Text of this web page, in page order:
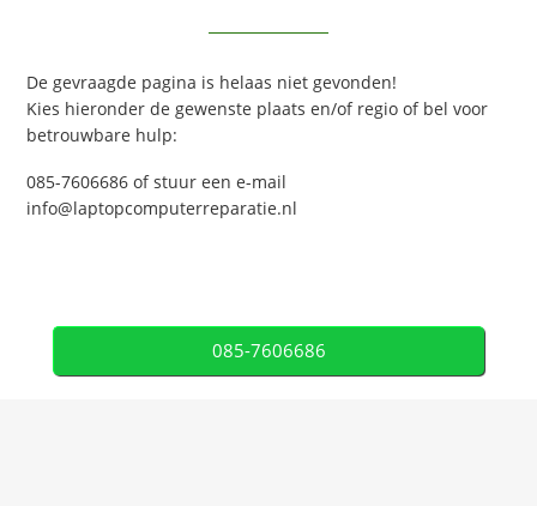
De gevraagde pagina is helaas niet gevonden!
Kies hieronder de gewenste plaats en/of regio of bel voor
betrouwbare hulp:
085-7606686 of stuur een e-mail
info@laptopcomputerreparatie.nl
085-7606686